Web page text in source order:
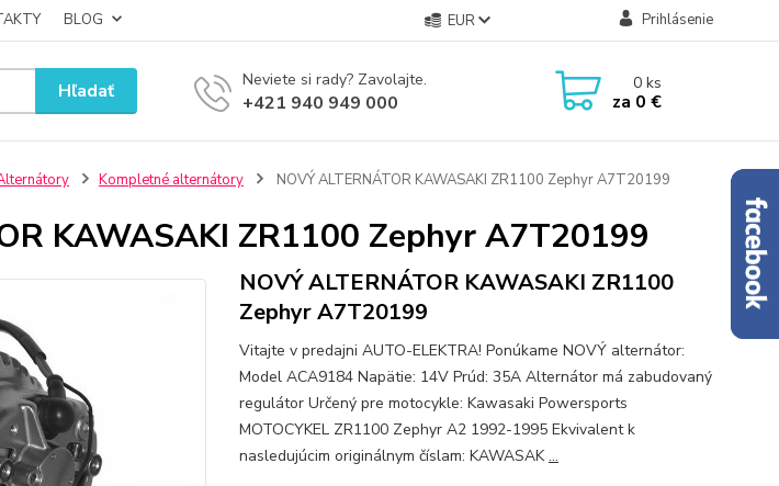
BLOG EUR Prihlásenie
Hľadať Neviete si rady? Zavolajte.
+421 940 949 000
0ks
za 0 €
Kompletné alternátory NOVÝ ALTERNÁTOR KAWASAKI ZR1100 Zephyr A7T20199
KAWASAKI ZR1100 Zephyr A7T20199
NOVÝ ALTERNÁTOR KAWASAKI ZR1100
Zephyr A7T20199
Vitajte v predajni AUTO-ELEKTRA! Ponúkame NOVÝ alternátor:
Model ACA9184 Napätie: 14V Prúd: 35A Alternátor má zabudovaný
regulátor Určený pre motocykle: Kawasaki Powersports
MOTOCYKEL ZR1100 Zephyr A2 1992-1995 Ekvivalent k
nasledujúcim originálnym číslam: KAWASAK...